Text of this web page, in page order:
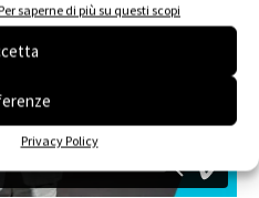
saperne di più su questi scopi
Privacy Policy